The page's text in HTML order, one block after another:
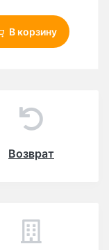
В корзину
Возврат